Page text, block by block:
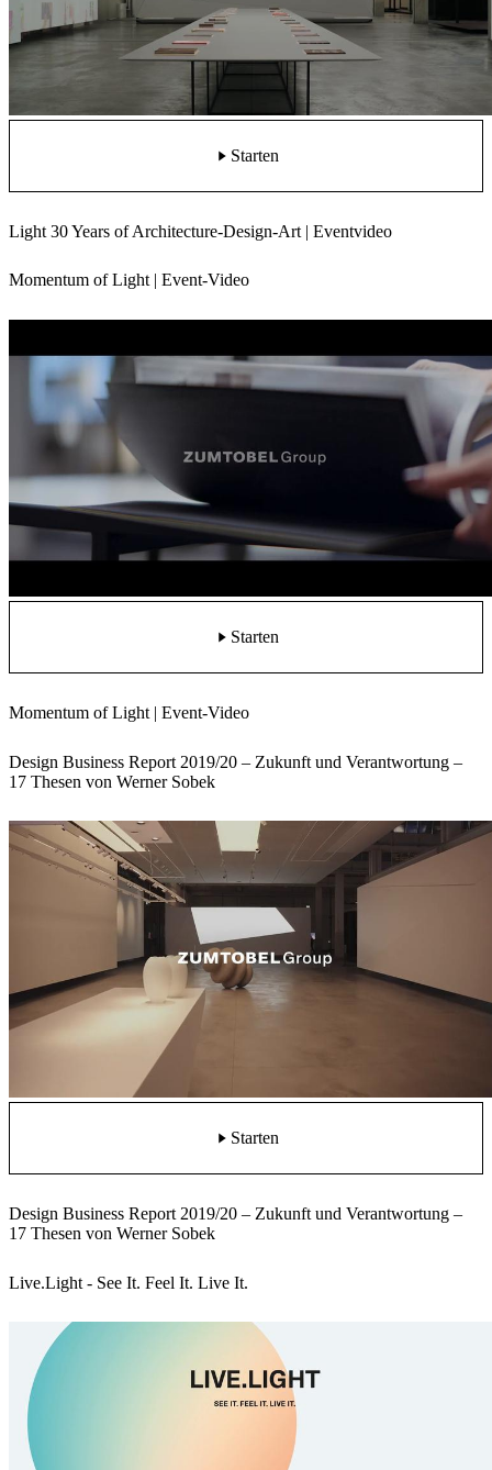
Starten
Light 30 Years of Architecture-Design-Art | Eventvideo
Momentum of Light | Event-Video
Starten
Momentum of Light | Event-Video
Design Business Report 2019/20 – Zukunft und Verantwortung –
17 Thesen von Werner Sobek
Starten
Design Business Report 2019/20 – Zukunft und Verantwortung –
17 Thesen von Werner Sobek
Live.Light - See It. Feel It. Live It.